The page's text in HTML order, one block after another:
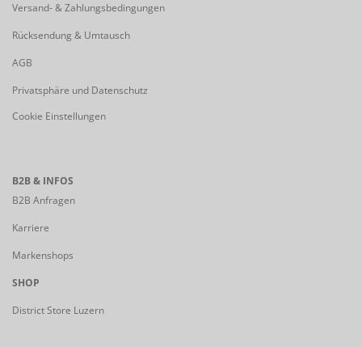
Versand- & Zahlungsbedingungen
Rücksendung & Umtausch
AGB
Privatsphäre und Datenschutz
Cookie Einstellungen
B2B & INFOS
B2B Anfragen
Karriere
Markenshops
SHOP
District Store Luzern